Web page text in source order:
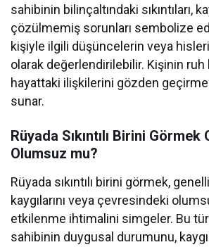
sahibinin bilinçaltındaki sıkıntıları,
çözülmemiş sorunları sembolize
kişiyle ilgili düşüncelerin veya
olarak değerlendirilebilir. Kişinin
hayattaki ilişkilerini gözden
sunar.
Rüyada Sıkıntılı Birini Görmek
Olumsuz mu?
Rüyada sıkıntılı birini görmek,
kaygılarını veya çevresindeki
etkilenme ihtimalini simgeler. Bu tür
sahibinin duygusal durumunu,